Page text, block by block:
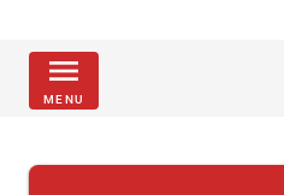
menu
MENU